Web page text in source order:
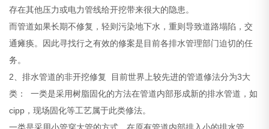
存在其他压力或电力管线给开挖带来很大的隐患。
而管道如果长期不修复，轻则污染地下水，重则导致道路塌陷，交
通瘫痪。因此寻找行之有效的修案是目前各排水管理部门迫切的任
务。
2、排水管道的非开挖修复 目前世界上较先进的管道修法分为3大
类： 一类是采用树脂固化的方法在管道内部形成新的排水管道，如
cipp，现场固化等工艺属于此类修法。